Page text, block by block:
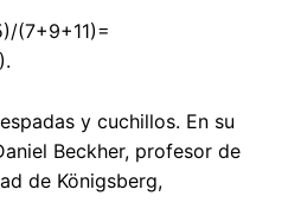
(7+9+11)=
y cuchillos. En su
Beckher, profesor de
de Königsberg,